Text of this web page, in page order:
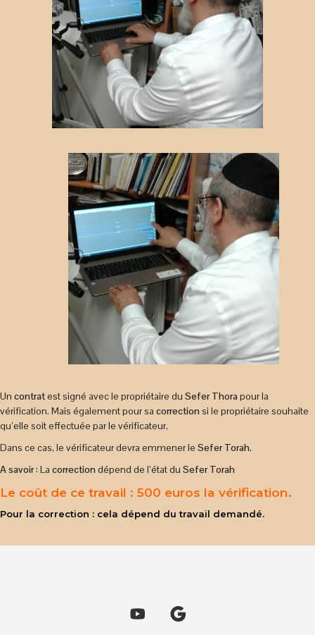
Un contratest signé avec le propriétaire du Sefer Thora pour la
vérification. Mais également pour sa correction si le propriétaire souhaite
qu’elle soit effectuée par le vérificateur.
Dans ce cas, le vérificateur devra emmener le Sefer Torah.
A savoir: La correction dépend de l’état du Sefer Torah
Le coût de ce travail : 500 euros la vérification.
Pour la correction : cela dépend du travail demandé.